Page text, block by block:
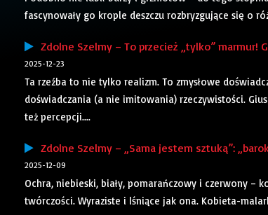
fascynowały go krople deszczu rozbryzgujące się o
Zdolne Szelmy – To przecież „tylko” marmur!
2025-12-23
Ta rzeźba to nie tylko realizm. To zmysłowe
doświadczania (a nie imitowania) rzeczywistości.
też percepcji....
Zdolne Szelmy – „Sama jestem sztuką”:
2025-12-09
Ochra, niebieski, biały, pomarańczowy i czerwony –
twórczości. Wyraziste i lśniące jak ona. Kobieta-